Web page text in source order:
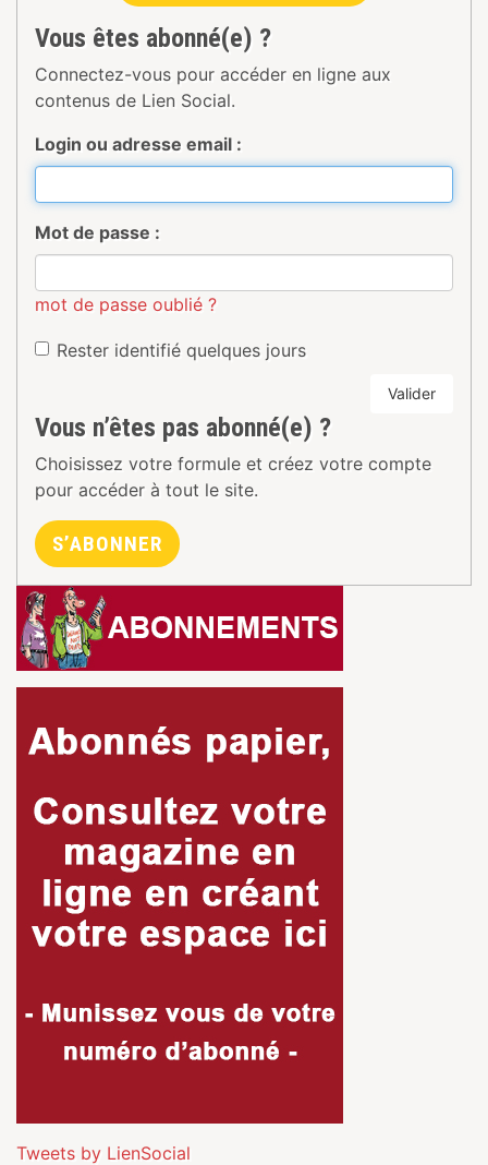
Vous êtes abonné(e) ?
Connectez-vous pour accéder en ligne aux
contenus de Lien Social.
Login ou adresse email :
Mot de passe :
mot de passe oublié ?
Rester identifié quelques jours
Valider
Vous n’êtes pas abonné(e) ?
Choisissez votre formule et créez votre compte
pour accéder à tout le site.
S’ABONNER
Tweets by LienSocial